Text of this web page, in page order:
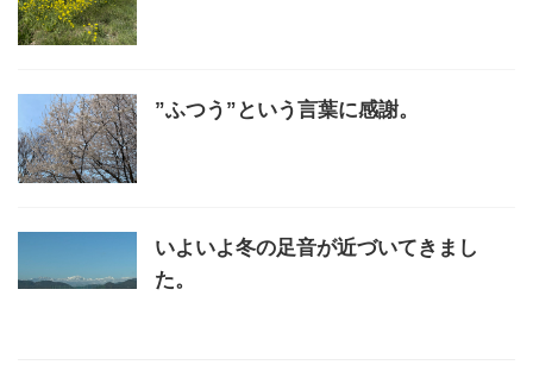
”ふつう”という言葉に感謝。
いよいよ冬の足音が近づいてきまし
た。